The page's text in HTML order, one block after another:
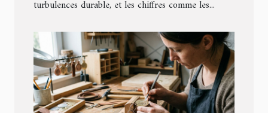
turbulences durable, et les chiffres comme les...